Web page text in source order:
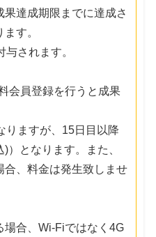
達成期限までに達成さ
す。
されます。
会員登録を行うと成果
ますが、15日目以降
）となります。また、
合、料金は発生致しませ
合、Wi-Fiではなく4G